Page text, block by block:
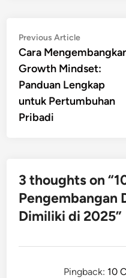
Post
navigation
Previous ArticlePrevious
article:
Cara
Growth Mindset:
Panduan Lengkap
untuk Pertumbuhan
Pribadi
3 thoughts on “
Pengembangan
Dimiliki di 2025”
Pingback: 10